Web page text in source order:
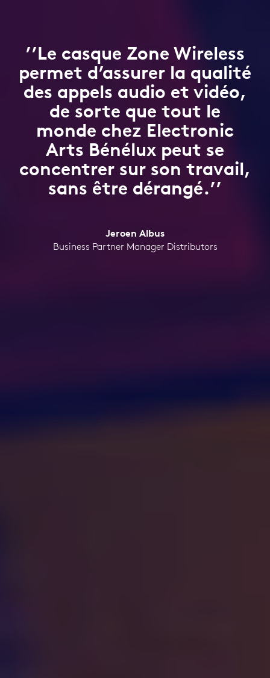
’’Le casque Zone Wireless
permet d’assurer la qualité
des appels audio et vidéo,
de sorte que tout le
monde chez Electronic
Arts Bénélux peut se
concentrer sur son travail,
sans être dérangé.’’
Jeroen Albus
Business Partner Manager Distributors